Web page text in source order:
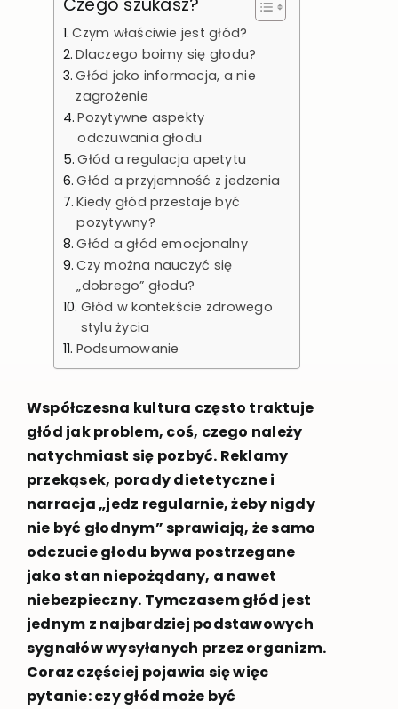
Czego szukasz?
Czym właściwie jest głód?
Dlaczego boimy się głodu?
Głód jako informacja, a nie
zagrożenie
Pozytywne aspekty
odczuwania głodu
Głód a regulacja apetytu
Głód a przyjemność z jedzenia
Kiedy głód przestaje być
pozytywny?
Głód a głód emocjonalny
Czy można nauczyć się
„dobrego” głodu?
Głód w kontekście zdrowego
stylu życia
Podsumowanie
Współczesna kultura często traktuje
głód jak problem, coś, czego należy
natychmiast się pozbyć. Reklamy
przekąsek, porady dietetyczne i
narracja „jedz regularnie, żeby nigdy
nie być głodnym” sprawiają, że samo
odczucie głodu bywa postrzegane
jako stan niepożądany, a nawet
niebezpieczny. Tymczasem głód jest
jednym z najbardziej podstawowych
sygnałów wysyłanych przez organizm.
Coraz częściej pojawia się więc
pytanie: czy głód może być